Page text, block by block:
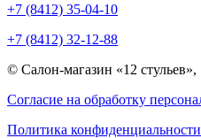
+7 (8412) 35-04-10
+7 (8412) 32-12-88
© Салон-магазин «12 стульев»,
Согласие на обработку
Политика конфиденциальности